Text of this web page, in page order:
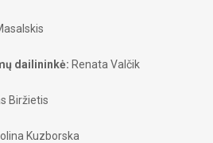
dailininkė: Renata Valčik
Biržietis
Kuzborska